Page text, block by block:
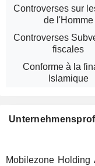
Controverses sur
de l'Homme
Controverses
fiscales
Conforme à la
Islamique
Mobilezone